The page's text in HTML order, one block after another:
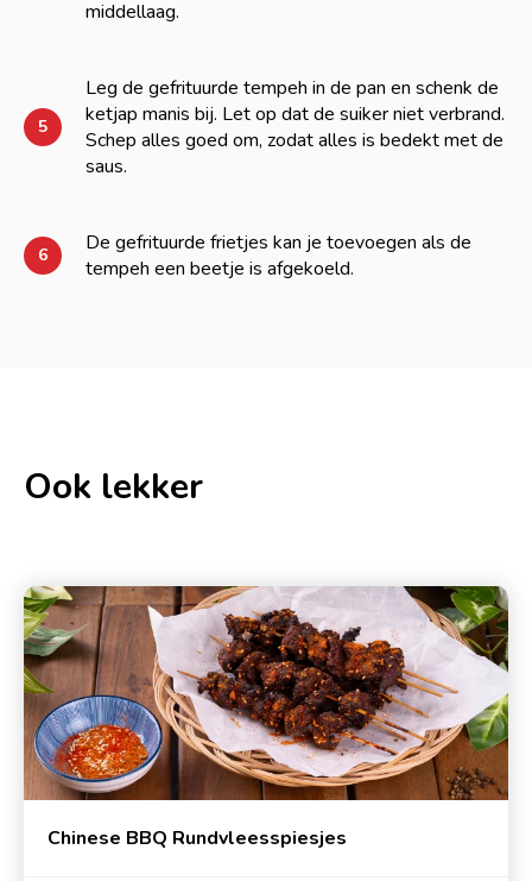
middellaag.
5
Leg de gefrituurde tempeh in de pan en schenk de
ketjap manis bij. Let op dat de suiker niet verbrand.
Schep alles goed om, zodat alles is bedekt met de
saus.
6
De gefrituurde frietjes kan je toevoegen als de
tempeh een beetje is afgekoeld.
Ook lekker
Chinese BBQ Rundvleesspiesjes